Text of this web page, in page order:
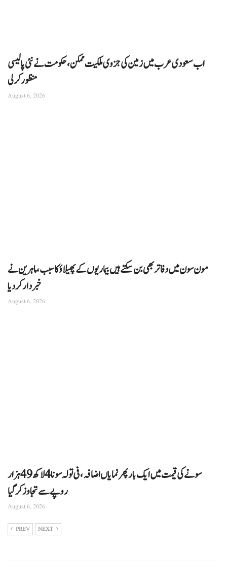
اب سعودی عرب میں زمین کی جزوی ملکیت ممکن، حکومت نے نئی پالیسی
منظور کرلی
August 6, 2026
مون سون میں دفاتر بھی بن سکتے ہیں بیماریوں کے پھیلاؤ کا سبب، ماہرین نے
خبردار کر دیا
August 6, 2026
سونے کی قیمت میں ایک بار پھر نمایاں اضافہ، فی تولہ سونا 4 لاکھ 49 ہزار
روپے سے تجاوز کرگیا
August 6, 2026
PREV NEXT